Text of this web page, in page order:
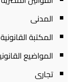
المدنى
المكتبة القانونية
المواضيع
تجارى